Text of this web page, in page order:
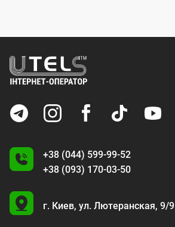
+38 (044) 599-99-52
+38 (093) 170-03-50
U
г. Киев, ул. Лютеранская, 9/9